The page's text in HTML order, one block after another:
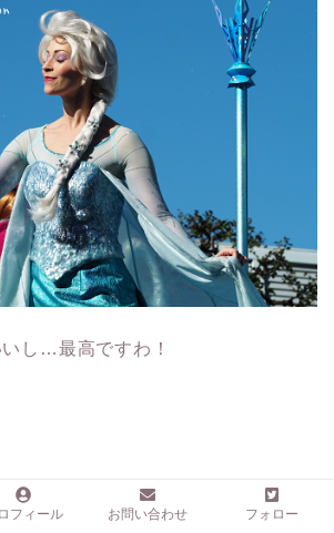
し…最高ですわ！
フィール お問い合わせ フォロー